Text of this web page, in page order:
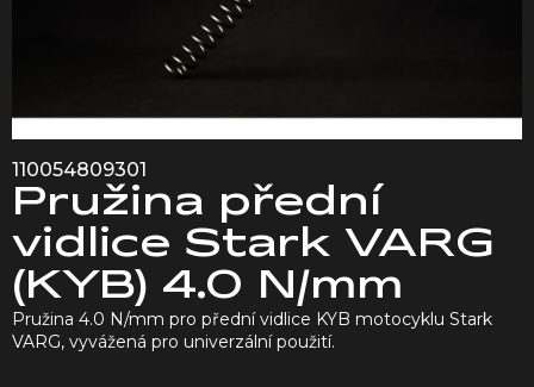
110054809301
Pružina přední
vidlice Stark VARG
(KYB) 4.0 N/mm
Pružina 4.0 N/mm pro přední vidlice KYB motocyklu Stark
VARG, vyvážená pro univerzální použití.